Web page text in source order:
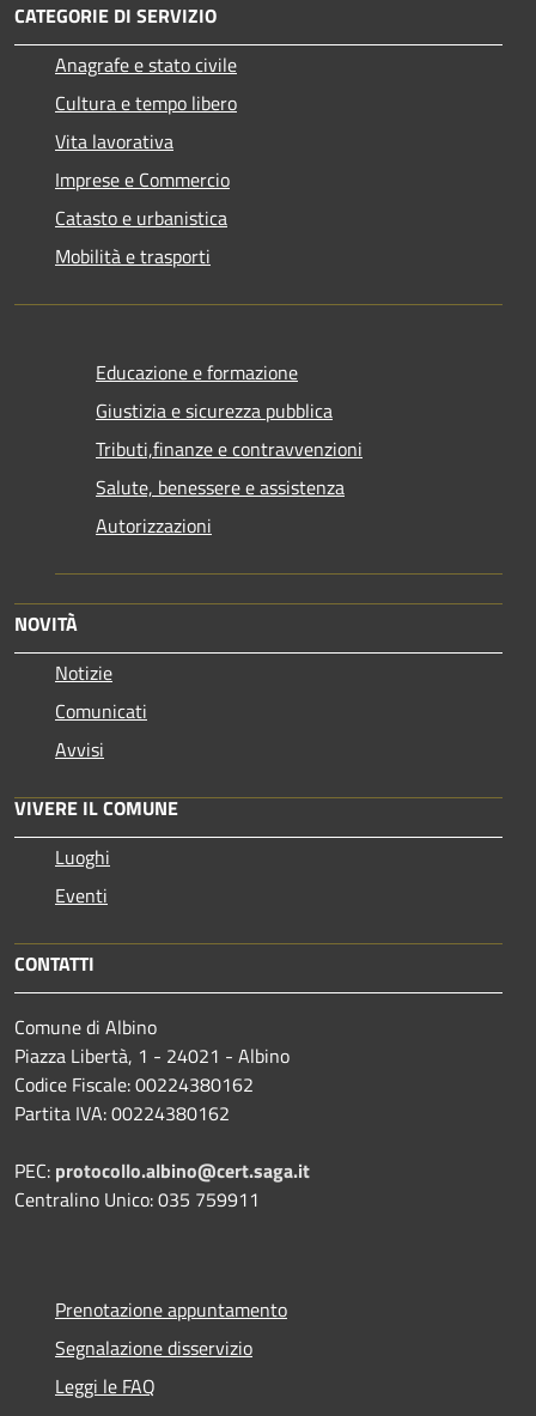
CATEGORIE DI SERVIZIO
Anagrafe e stato civile
Cultura e tempo libero
Vita lavorativa
Imprese e Commercio
Catasto e urbanistica
Mobilità e trasporti
Educazione e formazione
Giustizia e sicurezza pubblica
Tributi,finanze e contravvenzioni
Salute, benessere e assistenza
Autorizzazioni
NOVITÀ
Notizie
Comunicati
Avvisi
VIVERE IL COMUNE
Luoghi
Eventi
CONTATTI
Comune di Albino
Piazza Libertà, 1 - 24021 - Albino
Codice Fiscale: 00224380162
Partita IVA: 00224380162
PEC: protocollo.albino@cert.saga.it
Centralino Unico: 035 759911
Prenotazione appuntamento
Segnalazione disservizio
Leggi le FAQ